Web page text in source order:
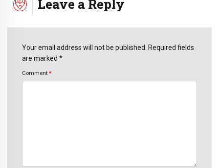
Leave a Reply
Your email address will not be published. Required fields
are marked *
Comment *